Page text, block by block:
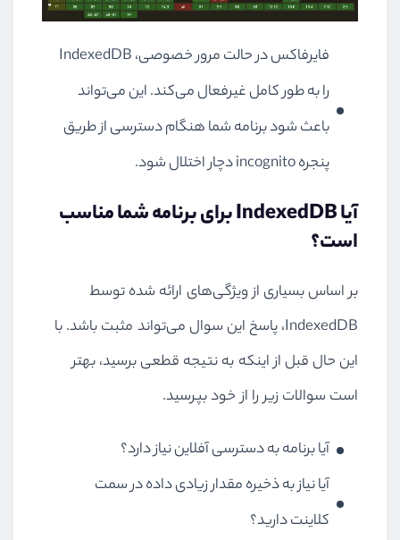
فایرفاکس در حالت مرور خصوصی،IndexedDB
را به طور کامل غیرفعال می‌کند. این می‌تواند
باعث شود برنامه شما هنگام دسترسی از طریق
پنجرهincognitoدچار اختلال شود.
آیاIndexedDBبرای برنامه شما مناسب
است؟
بر اساس بسیاری از ویژگی‌های ارائه شده توسط
IndexedDB، پاسخ این سوال می‌تواند مثبت باشد. با
این حال قبل از اینکه به نتیجه قطعی برسید، بهتر
است سوالات زیر را از خود بپرسید.
آیا برنامه به دسترسی آفلاین نیاز دارد؟
آیا نیاز به ذخیره مقدار زیادی داده در سمت
کلاینت دارید؟